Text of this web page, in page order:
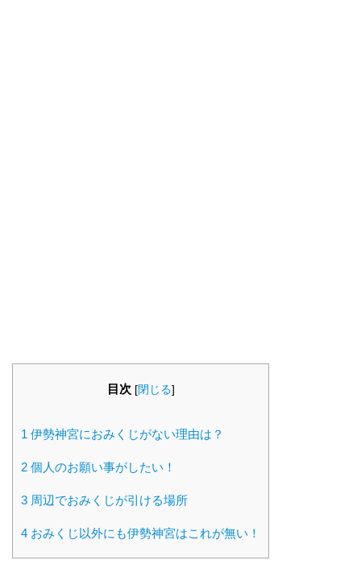
目次 [閉じる]
1 伊勢神宮におみくじがない理由は？
2 個人のお願い事がしたい！
3 周辺でおみくじが引ける場所
4 おみくじ以外にも伊勢神宮はこれが無い！